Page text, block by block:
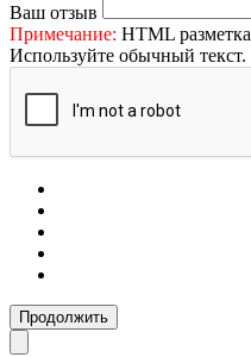
Ваш отзыв
Примечание: HTML
Используйте обычный текст.
Продолжить